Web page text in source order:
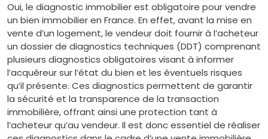
Oui, le diagnostic immobilier est obligatoire pour vendre
un bien immobilier en France. En effet, avant la mise en
vente d’un logement, le vendeur doit fournir à l’acheteur
un dossier de diagnostics techniques (DDT) comprenant
plusieurs diagnostics obligatoires visant à informer
l’acquéreur sur l’état du bien et les éventuels risques
qu’il présente. Ces diagnostics permettent de garantir
la sécurité et la transparence de la transaction
immobilière, offrant ainsi une protection tant à
l’acheteur qu’au vendeur. Il est donc essentiel de réaliser